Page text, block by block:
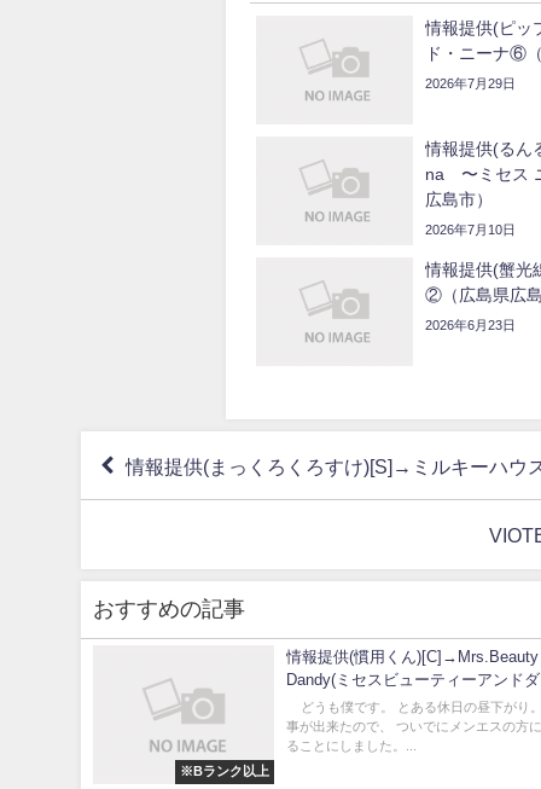
情報提供(ピッ
ド・ニーナ⑥
2026年7月29日
情報提供(る
na 〜ミセス
広島市）
2026年7月10日
情報提供(蟹光
②（広島県広島
2026年6月23日
情報提供(まっくろくろすけ)[S]→ミルキーハウ
おすすめの記事
※Bランク以上
情報提供(慣用くん)[C]→Mrs.Beauty
Dandy(ミセスビューティーアンドダ
ー)②（香川県高松市）
どうも僕です。 とある休日の昼下がり
事が出来たので、 ついでにメンエスの方
ることにしました。...